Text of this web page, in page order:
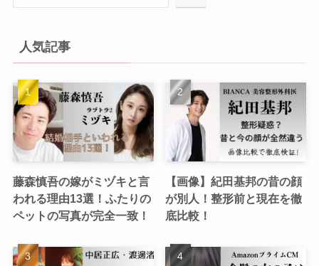
人気記事
藤森慎吾の嫁がミヅキと言
われる理由13選！ふたりの
ペットの写真が完全一致！
【画像】紀田基邦の昔の顔
が別人！整形前と現在を徹
底比較！